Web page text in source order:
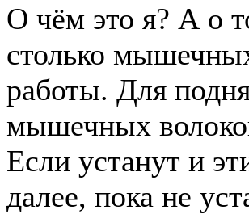
О чём это я? А о
столько
работы. Для
мышечных
Если устанут и
далее, пока не